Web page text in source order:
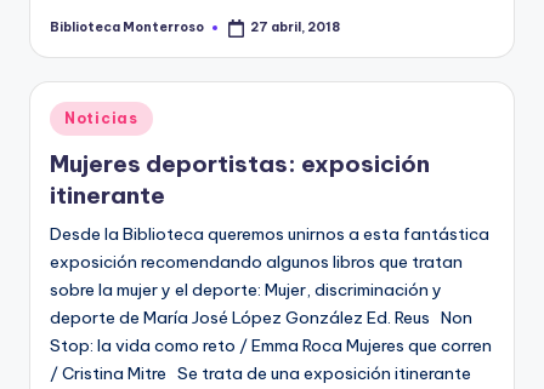
Publicado
Biblioteca Monterroso 27 abril, 2018
Publicado
en
Noticias
Mujeres deportistas: exposición
itinerante
Desde la Biblioteca queremos unirnos a esta fantástica
exposición recomendando algunos libros que tratan
sobre la mujer y el deporte: Mujer, discriminación y
deporte de María José López González Ed. Reus Non
Stop: la vida como reto / Emma Roca Mujeres que corren
/ Cristina Mitre Se trata de una exposición itinerante